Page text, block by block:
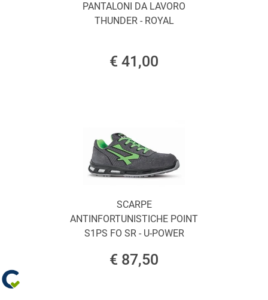
PANTALONI DA LAVORO
THUNDER - ROYAL
€ 41,00
SCARPE
ANTINFORTUNISTICHE POINT
S1PS FO SR - U-POWER
€ 87,50